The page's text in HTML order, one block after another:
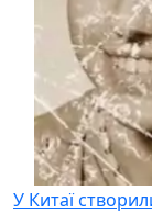
У Китаї